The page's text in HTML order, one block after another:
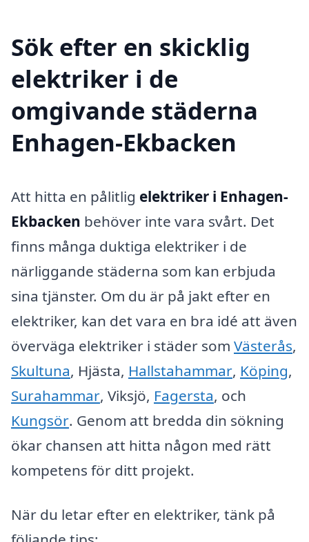
Sök efter en skicklig
elektriker i de
omgivande städerna
Enhagen-Ekbacken
Att hitta en pålitlig elektriker i Enhagen-
Ekbacken behöver inte vara svårt. Det
finns många duktiga elektriker i de
närliggande städerna som kan erbjuda
sina tjänster. Om du är på jakt efter en
elektriker, kan det vara en bra idé att även
överväga elektriker i städer som Västerås,
Skultuna, Hjästa, Hallstahammar, Köping,
Surahammar, Viksjö, Fagersta, och
Kungsör. Genom att bredda din sökning
ökar chansen att hitta någon med rätt
kompetens för ditt projekt.
När du letar efter en elektriker, tänk på